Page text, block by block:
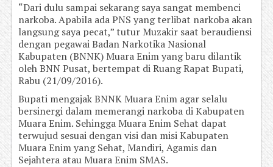
“Dari dulu sampai sekarang saya sangat membenci
narkoba. Apabila ada PNS yang terlibat narkoba akan
langsung saya pecat,” tutur Muzakir saat beraudiensi
dengan pegawai Badan Narkotika Nasional
Kabupaten (BNNK) Muara Enim yang baru dilantik
oleh BNN Pusat, bertempat di Ruang Rapat Bupati,
Rabu (21/09/2016).
Bupati mengajak BNNK Muara Enim agar selalu
bersinergi dalam memerangi narkoba di Kabupaten
Muara Enim. Sehingga Muara Enim Sehat dapat
terwujud sesuai dengan visi dan misi Kabupaten
Muara Enim yang Sehat, Mandiri, Agamis dan
Sejahtera atau Muara Enim SMAS.